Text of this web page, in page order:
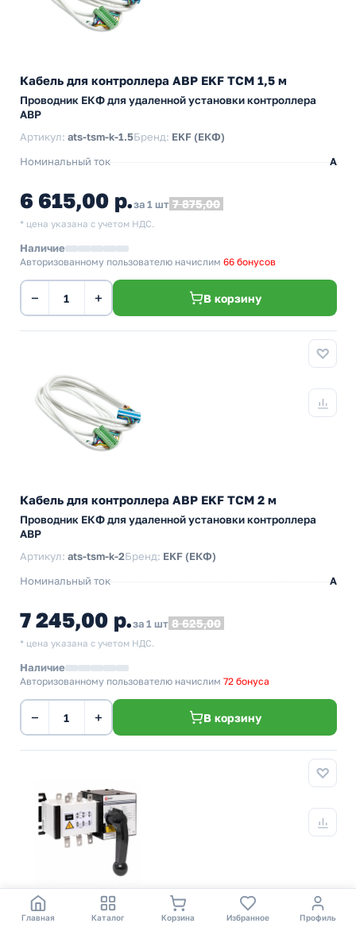
Кабель для контроллера АВР EKF ТСМ 1,5 м
Проводник ЕКФ для удаленной установки контроллера
АВР
Артикул: ats-tsm-k-1.5Бренд: EKF (ЕКФ)
Номинальный ток
А
6 615,00 р.за 1 шт 7 875,00
* цена указана с учетом НДС.
Наличие
Авторизованному пользователю начислим 66 бонусов
− + В корзину
Кабель для контроллера АВР EKF ТСМ 2 м
Проводник ЕКФ для удаленной установки контроллера
АВР
Артикул: ats-tsm-k-2Бренд: EKF (ЕКФ)
Номинальный ток
А
7 245,00 р.за 1 шт 8 625,00
* цена указана с учетом НДС.
Наличие
Авторизованному пользователю начислим 72 бонуса
− + В корзину
Устройство автоматического ввода резерва АВР
Главная Каталог Корзина Избранное Профиль